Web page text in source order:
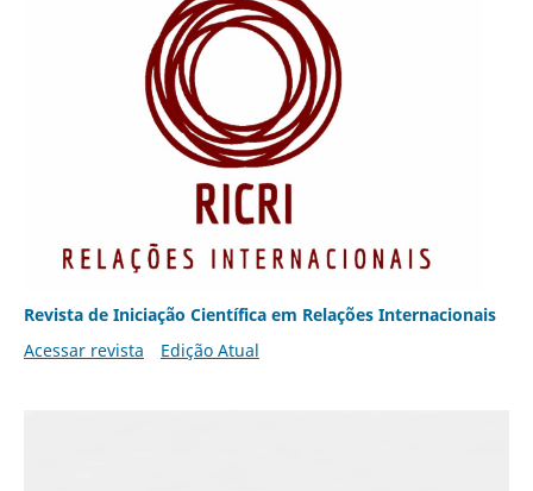
Revista de Iniciação Científica em Relações Internacionais
Acessar revista
Edição Atual